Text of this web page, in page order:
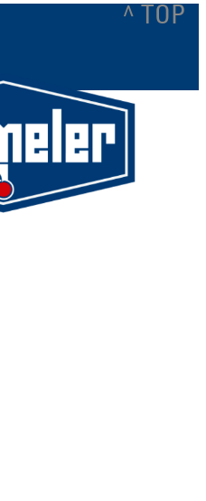
^ TOP